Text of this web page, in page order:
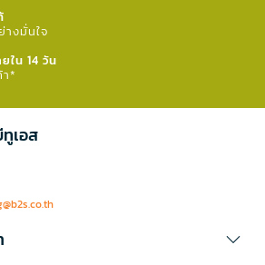
างมั่นใจ​
ใน 14 วัน
*
เอส